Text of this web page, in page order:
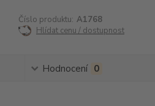
Číslo produktu: A1768
Hlídat cenu / dostupnost
Hodnocení 0